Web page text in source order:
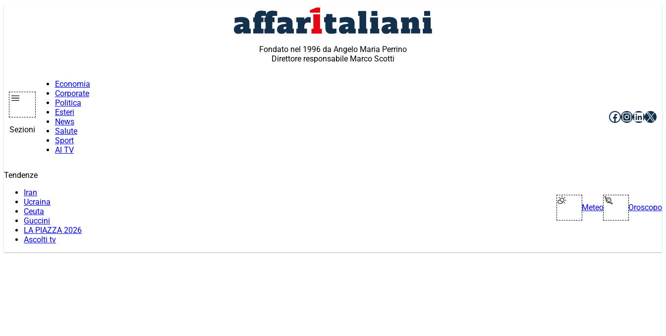
Fondato nel 1996 da Angelo Maria Perrino
Direttore responsabile Marco Scotti
Sezioni
Economia
Corporate
Politica
Esteri
News
Salute
Sport
AI TV
Facebook
X
Tendenze
Iran
Ucraina
Ceuta
Guccini
LA PIAZZA 2026
Ascolti tv
Meteo Oroscopo